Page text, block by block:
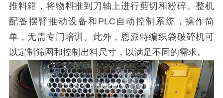
推料箱，将物料推到刀轴上进行剪切和粉碎。整机
配备摆臂推动设备和PLC自动控制系统，操作简
单，无需专门培训。此外，恩派特编织袋破碎机可
以定制筛网和控制出料尺寸，以满足不同的需求。